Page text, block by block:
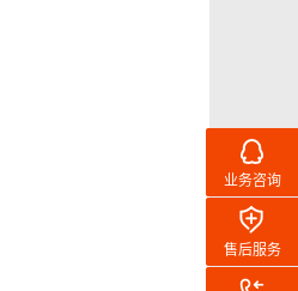
业务咨询
售后服务